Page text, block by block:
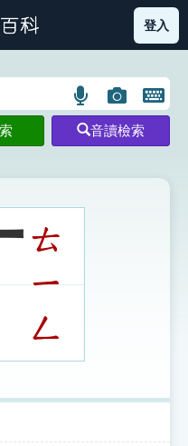
部首索引表圖示
登入
語
言
搜
示
圖
片
搜
開
鍵
圖
音讀檢索
ㄊ
ㄧ
ㄥ